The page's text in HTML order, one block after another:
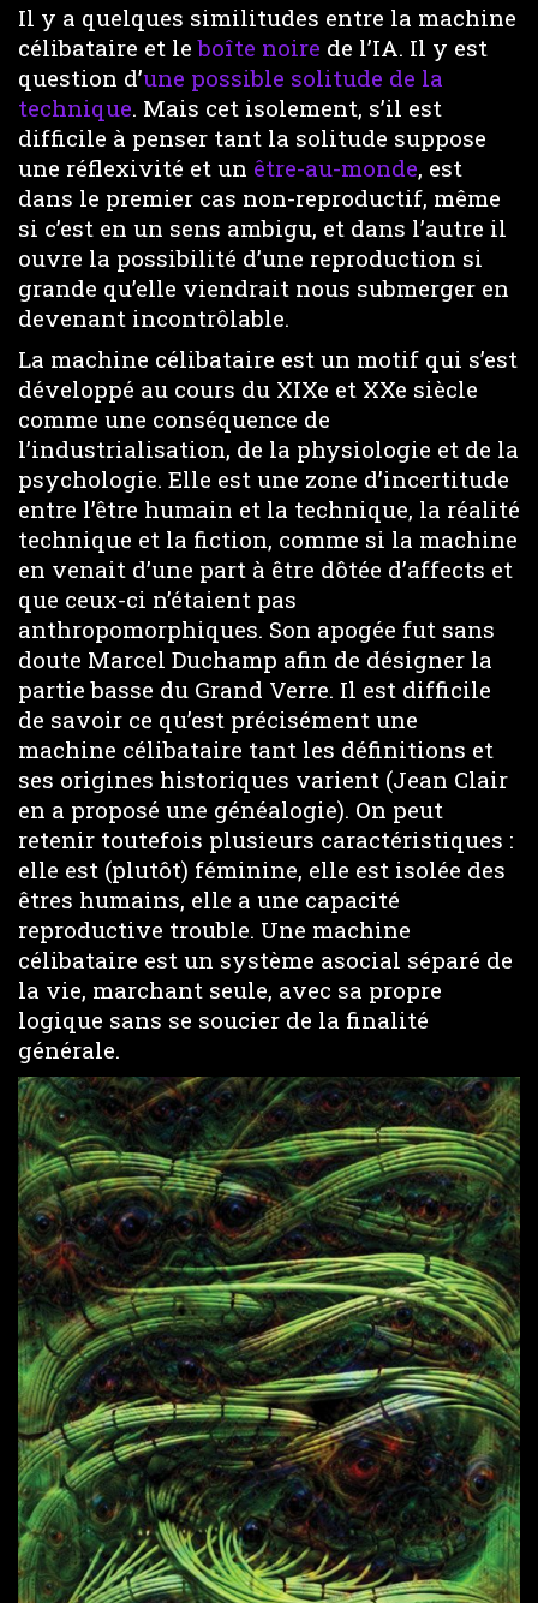
Il y a quelques similitudes entre la machine
célibataire et leboîte noire de l’IA. Il y est
question d’une possible solitude de la
technique. Mais cet isolement, s’il est
difficile à penser tant la solitude suppose
une réflexivité et un être-au-monde, est
dans le premier cas non-reproductif, même
si c’est en un sens ambigu, et dans l’autre il
ouvre la possibilité d’une reproduction si
grande qu’elle viendrait nous submerger en
devenant incontrôlable.
La machine célibataire est un motif qui s’est
développé au cours du XIXe et XXe siècle
comme une conséquence de
l’industrialisation, de la physiologie et de la
psychologie. Elle est une zone d’incertitude
entre l’être humain et la technique, la réalité
technique et la fiction, comme si la machine
en venait d’une part à être dôtée d’affects et
que ceux-ci n’étaient pas
anthropomorphiques. Son apogée fut sans
doute Marcel Duchamp afin de désigner la
partie basse du Grand Verre. Il est difficile
de savoir ce qu’est précisément une
machine célibataire tant les définitions et
ses origines historiques varient (Jean Clair
en a proposé une généalogie). On peut
retenir toutefois plusieurs caractéristiques :
elle est (plutôt) féminine, elle est isolée des
êtres humains, elle a une capacité
reproductive trouble. Une machine
célibataire est un système asocial séparé de
la vie, marchant seule, avec sa propre
logique sans se soucier de la finalité
générale.